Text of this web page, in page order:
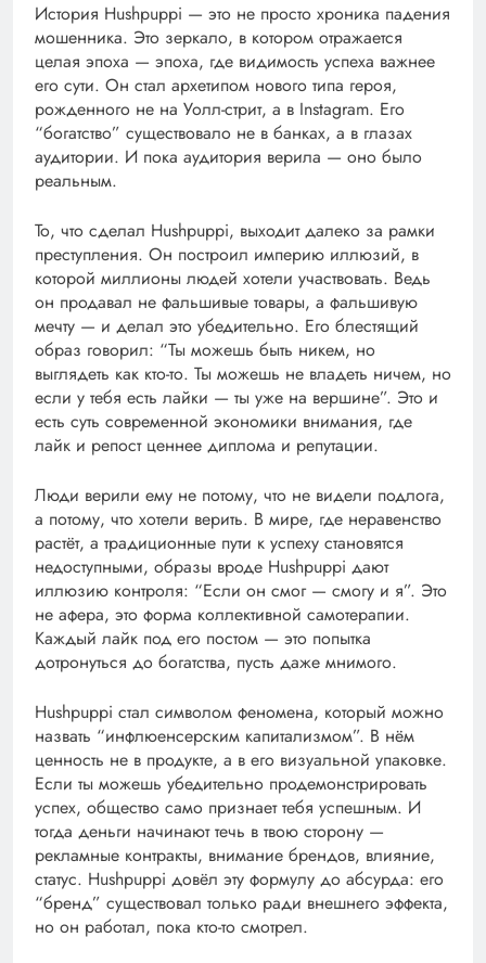
История Hushpuppi — это не просто хроника падения
мошенника. Это зеркало, в котором отражается
целая эпоха — эпоха, где видимость успеха важнее
его сути. Он стал архетипом нового типа героя,
рожденного не на Уолл-стрит, а в Instagram. Его
“богатство” существовало не в банках, а в глазах
аудитории. И пока аудитория верила — оно было
реальным.
То, что сделал Hushpuppi, выходит далеко за рамки
преступления. Он построил империю иллюзий, в
которой миллионы людей хотели участвовать. Ведь
он продавал не фальшивые товары, а фальшивую
мечту — и делал это убедительно. Его блестящий
образ говорил: “Ты можешь быть никем, но
выглядеть как кто-то. Ты можешь не владеть ничем, но
если у тебя есть лайки — ты уже на вершине”. Это и
есть суть современной экономики внимания, где
лайк и репост ценнее диплома и репутации.
Люди верили ему не потому, что не видели подлога,
а потому, что хотели верить. В мире, где неравенство
растёт, а традиционные пути к успеху становятся
недоступными, образы вроде Hushpuppi дают
иллюзию контроля: “Если он смог — смогу и я”. Это
не афера, это форма коллективной самотерапии.
Каждый лайк под его постом — это попытка
дотронуться до богатства, пусть даже мнимого.
Hushpuppi стал символом феномена, который можно
назвать “инфлюенсерским капитализмом”. В нём
ценность не в продукте, а в его визуальной упаковке.
Если ты можешь убедительно продемонстрировать
успех, общество само признает тебя успешным. И
тогда деньги начинают течь в твою сторону —
рекламные контракты, внимание брендов, влияние,
статус. Hushpuppi довёл эту формулу до абсурда: его
“бренд” существовал только ради внешнего эффекта,
но он работал, пока кто-то смотрел.